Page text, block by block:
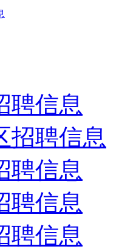
聘信息
招聘信息
聘信息
聘信息
聘信息